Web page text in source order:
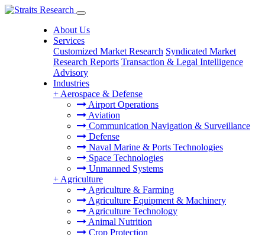
About Us
Services
Customized Market Research Syndicated Market
Research Reports Transaction & Legal Intelligence
Advisory
Industries
+ Aerospace & Defense
Airport Operations
Aviation
Communication Navigation & Surveillance
Defense
Naval Marine & Ports Technologies
Space Technologies
Unmanned Systems
+ Agriculture
Agriculture & Farming
Agriculture Equipment & Machinery
Agriculture Technology
Animal Nutrition
Crop Protection